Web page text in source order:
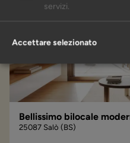
Bellissimo bilocale
25087 Salò (BS)
servizi.
Accettare selezionato